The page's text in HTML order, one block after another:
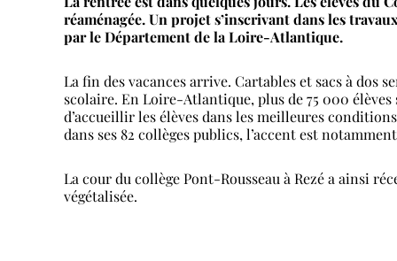
réaménagée. Un projet s’inscrivant dans les
par le Département de la Loire-Atlantique.
La fin des vacances arrive. Cartables et sacs à dos
scolaire. En Loire-Atlantique, plus de 75 000
d’accueillir les élèves dans les meilleures
dans ses 82 collèges publics, l’accent est
La cour du collège Pont-Rousseau à Rezé a ainsi
végétalisée.